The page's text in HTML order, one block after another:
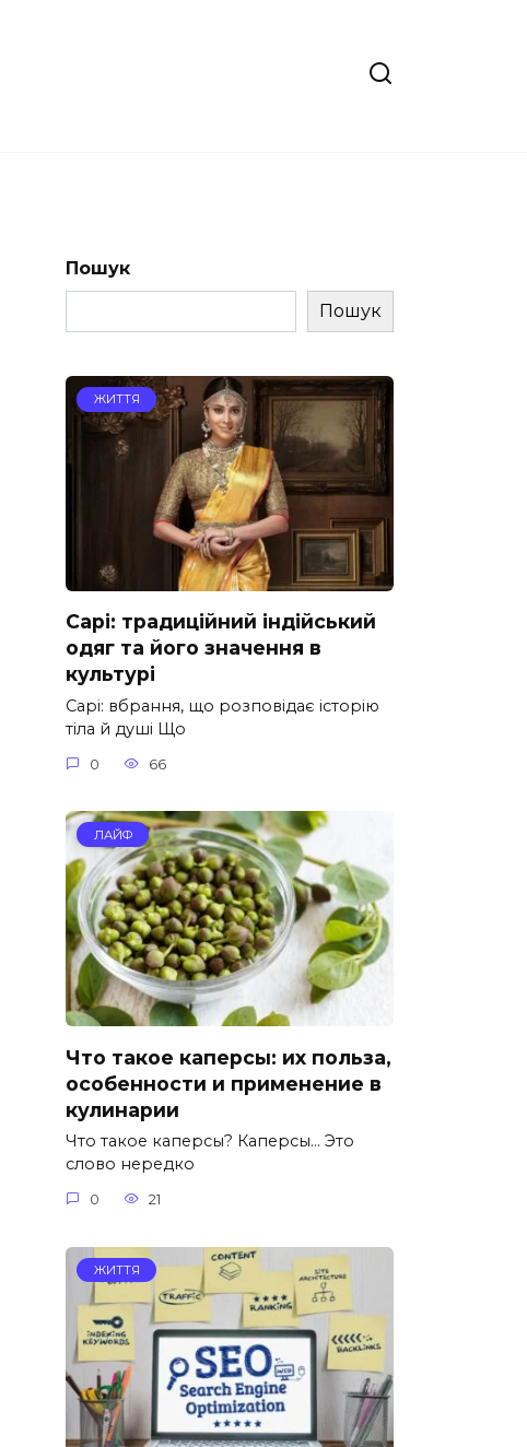
Пошук
Пошук
ЖИТТЯ
Сарі: традиційний індійський
одяг та його значення в
культурі
Сарі: вбрання, що розповідає історію
тіла й душі Що
0 66
ЛАЙФ
Что такое каперсы: их польза,
особенности и применение в
кулинарии
Что такое каперсы? Каперсы… Это
слово нередко
0 21
ЖИТТЯ